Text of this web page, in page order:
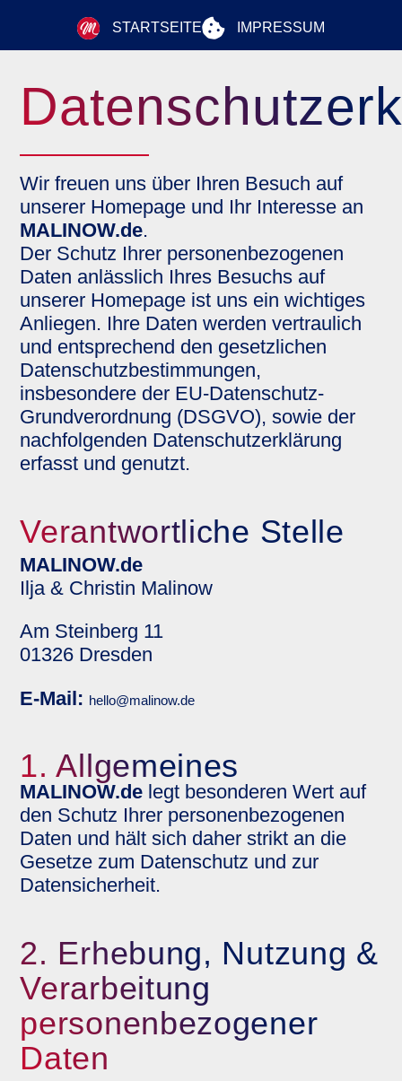
STARTSEITE IMPRESSUM
Wir freuen uns über Ihren Besuch auf
unserer Homepage und Ihr Interesse an
MALINOW.de.
Der Schutz Ihrer personenbezogenen
Daten anlässlich Ihres Besuchs auf
unserer Homepage ist uns ein wichtiges
Anliegen. Ihre Daten werden vertraulich
und entsprechend den gesetzlichen
Datenschutzbestimmungen,
insbesondere der EU-Datenschutz-
Grundverordnung (DSGVO), sowie der
nachfolgenden Datenschutzerklärung
erfasst und genutzt.
Verantwortliche Stelle
MALINOW.de
Ilja & Christin Malinow
Am Steinberg 11
01326 Dresden
E-Mail: hello@malinow.de
1. Allgemeines
MALINOW.de legt besonderen Wert auf
den Schutz Ihrer personenbezogenen
Daten und hält sich daher strikt an die
Gesetze zum Datenschutz und zur
Datensicherheit.
2. Erhebung, Nutzung &
Verarbeitung
personenbezogener
Daten